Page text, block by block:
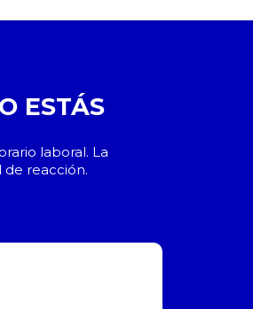
ESTÁS
laboral. La
reacción.